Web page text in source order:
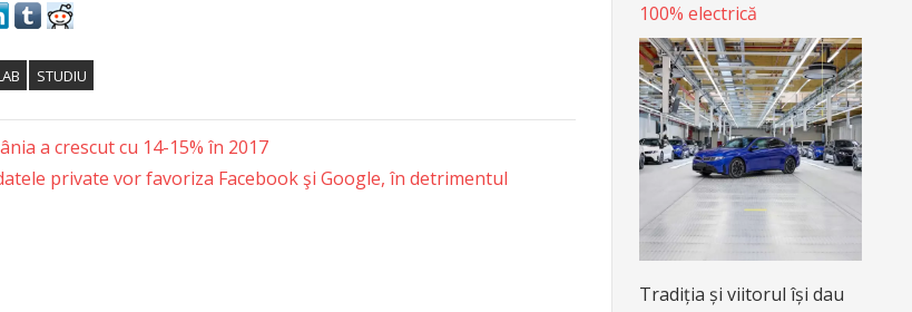
STUDIU
a crescut cu 14-15% în 2017
private vor favoriza Facebook şi Google, în detrimentul
100% electrică
Tradiția și viitorul își dau